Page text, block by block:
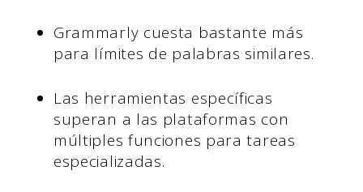
Grammarly cuesta bastante más
para límites de palabras similares.
Las herramientas específicas
superan a las plataformas con
múltiples funciones para tareas
especializadas.